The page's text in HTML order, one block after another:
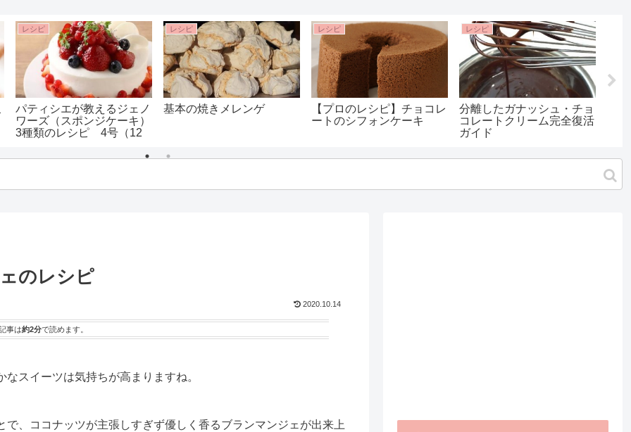
レシピ
パティシエが教えるジェノ
ワーズ（スポンジケーキ）
3種類のレシピ 4号（12
チ）までサイズごとの配合
レシピ
基本の焼きメレンゲ
レシピ
【プロのレシピ】チョコレ
ートのシフォンケーキ
レシピ
分離したガナッシュ・チョ
コレートクリーム完全復活
ガイド
のレシピ
2020.10.14
事は約2分で読めます。
スイーツは気持ちが高まりますね。
、ココナッツが主張しすぎず優しく香るブランマンジェが出来上